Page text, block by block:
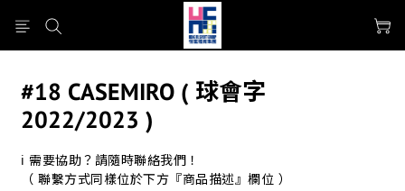
#18 CASEMIRO ( 球會字
2022/2023 )
ℹ 需要協助？請隨時聯絡我們！
（ 聯繫方式同樣位於下方『商品描述』欄位 ）